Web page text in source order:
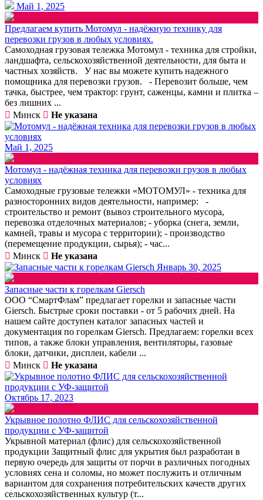
Май 1, 2025
Предлагаем купить Мотомул - надёжную технику для
перевозки грузов в любых условиях.
Самоходная грузовая тележка Мотомул - техника для стройки,
ландшафта, сельскохозяйственной деятельности, для быта и
частных хозяйств. У нас вы можете купить надежного
помощника для перевозки грузов. - Перевозит больше, чем
тачка, быстрее, чем трактор: грунт, саженцы, камни и плитка –
без лишних ...
Минск
Не указана
Май 1, 2025
Мотомул - надёжная техника для перевозки грузов в любых
условиях
Самоходные грузовые тележки «МОТОМУЛ» - техника для
разносторонних видов деятельности, например: -
строительство и ремонт (вывоз строительного мусора,
перевозка отделочных материалов; - уборка (снега, земли,
камней, травы и мусора с территории); - производство
(перемещение продукции, сырья); - час...
Минск
Не указана
Январь 30, 2025
Запасные части к горелкам Giersch
ООО “СмартФлам” предлагает горелки и запасные части
Giersch. Быстрые сроки поставки - от 5 рабочих дней. На
нашем сайте доступен каталог запасных частей и
документация по горелкам Giersch. Предлагаем: горелки всех
типов, а также блоки управления, вентиляторы, газовые
блоки, датчики, дисплеи, кабели ...
Минск
Не указана
Октябрь 17, 2023
Укрывное полотно ФЛИС для сельскохозяйственной
продукции с УФ-защитой
Укрывной материал (флис) для сельскохозяйственной
продукции Защитный флис для укрытия был разработан в
первую очередь для защиты от порчи в различных погодных
условиях сена и соломы, но может послужить и отличным
вариантом для сохранения потребительских качеств других
сельскохозяйственных культур (т...